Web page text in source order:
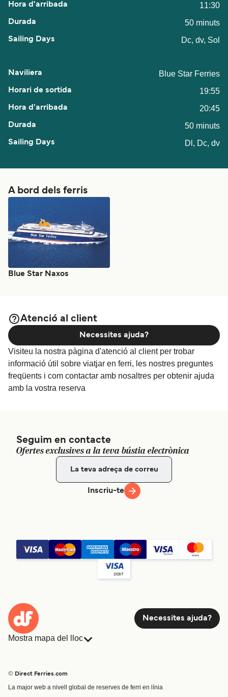
11:30
50 minuts
Dc, dv, Sol
Blue Star Ferries
19:55
20:45
50 minuts
Dl, Dc, dv
A bord dels ferris
Blue Star Naxos
Atenció al client
Visiteu la nostra pàgina d'atenció al client per trobar
informació útil sobre viatjar en ferri, les nostres preguntes
freqüents i com contactar amb nosaltres per obtenir ajuda
amb la vostra reserva
Necessites ajuda?
Seguim en contacte
Ofertes exclusives a la teva bústia electrònica
Inscriu-te
Necessites ajuda?
Mostra mapa del lloc
Països
© Direct Ferries.com
La major web a nivell global de reserves de ferri en línia